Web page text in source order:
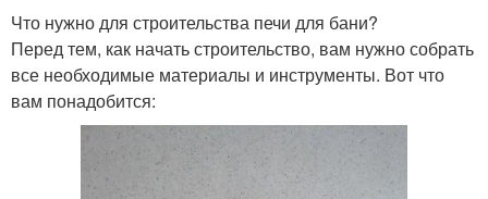
Что нужно для строительства печи для бани?
Перед тем, как начать строительство, вам нужно собрать
все необходимые материалы и инструменты. Вот что
вам понадобится: